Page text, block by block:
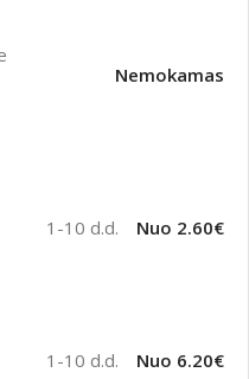
Nemokamas
1-10 d.d. Nuo 2.60€
1-10 d.d. Nuo 6.20€